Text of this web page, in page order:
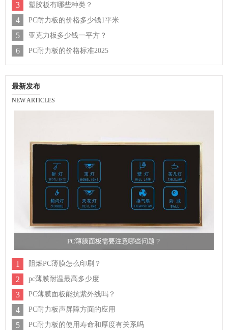
3 塑胶板有哪些种类？
4 PC耐力板的价格多少钱1平米
5 亚克力板多少钱一平方？
6 PC耐力板的价格标准2025
最新发布
NEW ARTICLES
PC薄膜面板需要注意哪些问题？
1 阻燃PC薄膜怎么印刷？
2 pc薄膜耐温最高多少度
3 PC薄膜面板能抗紫外线吗？
4 PC耐力板声屏障方面的应用
5 PC耐力板的使用寿命和厚度有关系吗